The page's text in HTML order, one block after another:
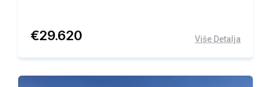
€29.620 Više Detalja